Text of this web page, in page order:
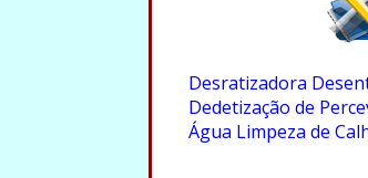
Desratizadora
Dedetização de
Água Limpeza de